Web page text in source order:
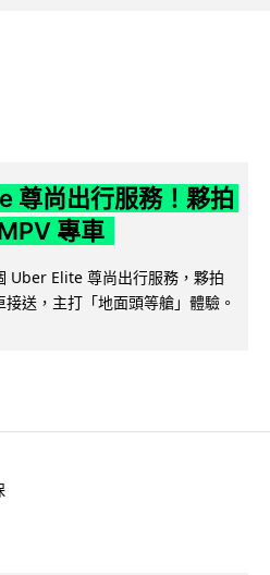
尊尚出行服務！夥拍
專車
Uber Elite 尊尚出行服務，夥拍
送，主打「地面頭等艙」體驗。